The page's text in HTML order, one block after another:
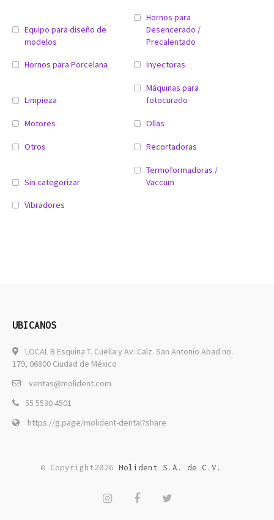
Equipo para diseño de
modelos
Hornos para
Desencerado /
Precalentado
Hornos para Porcelana Inyectoras
Limpieza
Máquinas para
fotocurado
Motores Ollas
Otros Recortadoras
Sin categorizar
Termoformadoras /
Vaccum
Vibradores
UBICANOS
LOCAL B Esquina T. Cuella y Av. Calz. San Antonio Abad no.
179, 06800 Ciudad de México
ventas@molident.com
55 5530 4501
https://g.page/molident-dental?share
© Copyright2026 Molident S.A. de C.V.
InstagramFacebook